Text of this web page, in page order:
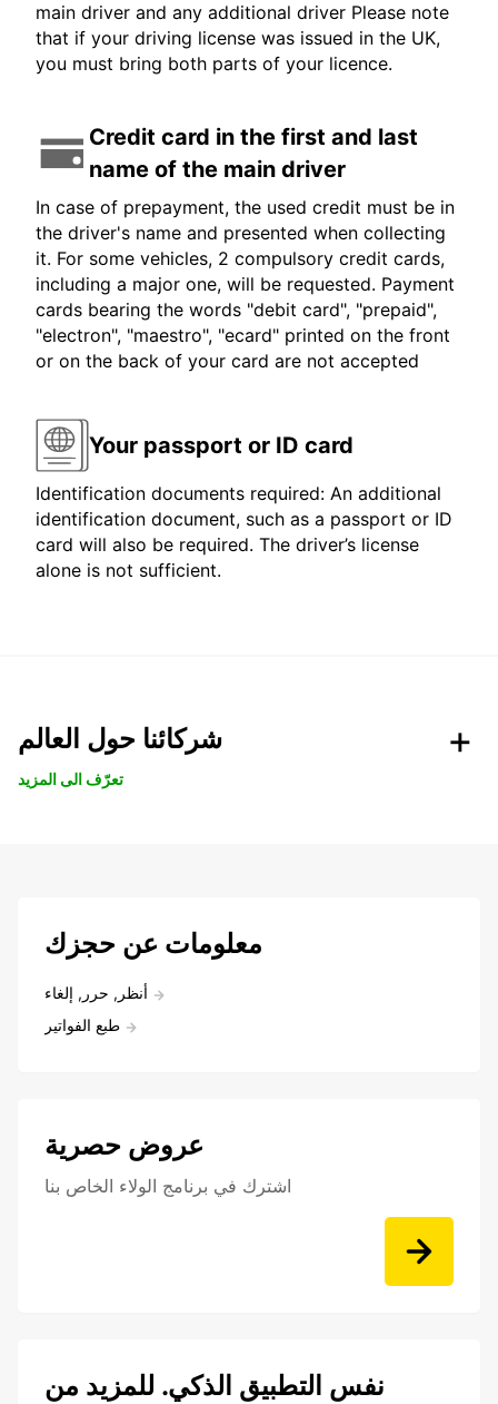
main driver and any additional driver Please note
that if your driving license was issued in the UK,
you must bring both parts of your licence.
Credit card in the first and last
name of the main driver
In case of prepayment, the used credit must be in
the driver's name and presented when collecting
it. For some vehicles, 2 compulsory credit cards,
including a major one, will be requested. Payment
cards bearing the words "debit card", "prepaid",
"electron", "maestro", "ecard" printed on the front
or on the back of your card are not accepted
Your passport or ID card
Identification documents required: An additional
identification document, such as a passport or ID
card will also be required. The driver’s license
alone is not sufficient.
شركائنا حول العالم
تعرّف الى المزيد
معلومات عن حجزك
أنظر, حرر, إلغاء
طبع الفواتير
عروض حصرية
اشترك في برنامج الولاء الخاص بنا
نفس التطبيق الذكي. للمزيد من